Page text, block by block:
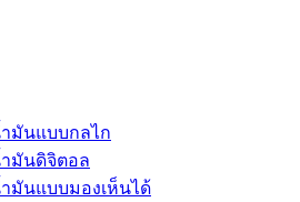
มันแบบกลไก
มันดิจิตอล
มันแบบมองเห็นได้